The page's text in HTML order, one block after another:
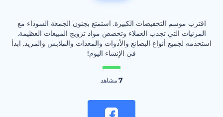
اقترب موسم التخفيضات الكبيرة. استمتع بجنون الجمعة السوداء مع
المرئيات التي تجذب العملاء وتخصص مواد ترويج المبيعات العظيمة.
استخدمه لجميع أنواع البضائع والأدوات والمعدات والملابس والمزيد. ابدأ
في الإنشاء اليوم!
7 مشاهد